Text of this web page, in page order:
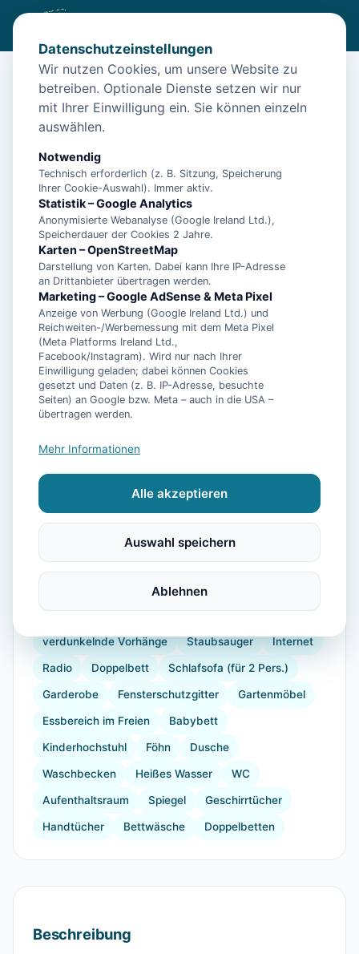
/Unterkünfte /Langeoog/
Insel Langeoog: Ferienwohnung -Ka- im Appartementhaus
Insel Langeoog: Ferienwohnung -
Ka- im Appartementhaus
26465 Langeoog
Ausstattung
WLAN
Küche Kühlschrank
Geschirrspüler Balkon Kaffeemaschine
Geschirr Gefrierfach
Küchenutensilien Backofen Toaster
verdunkelnde Vorhänge Staubsauger Internet
Radio Doppelbett Schlafsofa (für 2 Pers.)
Garderobe Fensterschutzgitter Gartenmöbel
Essbereich im Freien Babybett
Kinderhochstuhl Föhn Dusche
Waschbecken Heißes Wasser WC
Aufenthaltsraum Spiegel Geschirrtücher
Handtücher Bettwäsche Doppelbetten
Beschreibung
Datenschutzeinstellungen
Wir nutzen Cookies, um unsere Website zu
betreiben. Optionale Dienste setzen wir nur
mit Ihrer Einwilligung ein. Sie können einzeln
auswählen.
Notwendig
Technisch erforderlich (z. B. Sitzung, Speicherung
Ihrer Cookie-Auswahl). Immer aktiv.
Statistik – Google Analytics
Anonymisierte Webanalyse (Google Ireland Ltd.),
Speicherdauer der Cookies 2 Jahre.
Karten – OpenStreetMap
Darstellung von Karten. Dabei kann Ihre IP-Adresse
an Drittanbieter übertragen werden.
Marketing – Google AdSense & Meta Pixel
Anzeige von Werbung (Google Ireland Ltd.) und
Reichweiten-/Werbemessung mit dem Meta Pixel
(Meta Platforms Ireland Ltd.,
Facebook/Instagram). Wird nur nach Ihrer
Einwilligung geladen; dabei können Cookies
gesetzt und Daten (z. B. IP-Adresse, besuchte
Seiten) an Google bzw. Meta – auch in die USA –
übertragen werden.
Mehr Informationen
Alle akzeptieren
Auswahl speichern
Ablehnen